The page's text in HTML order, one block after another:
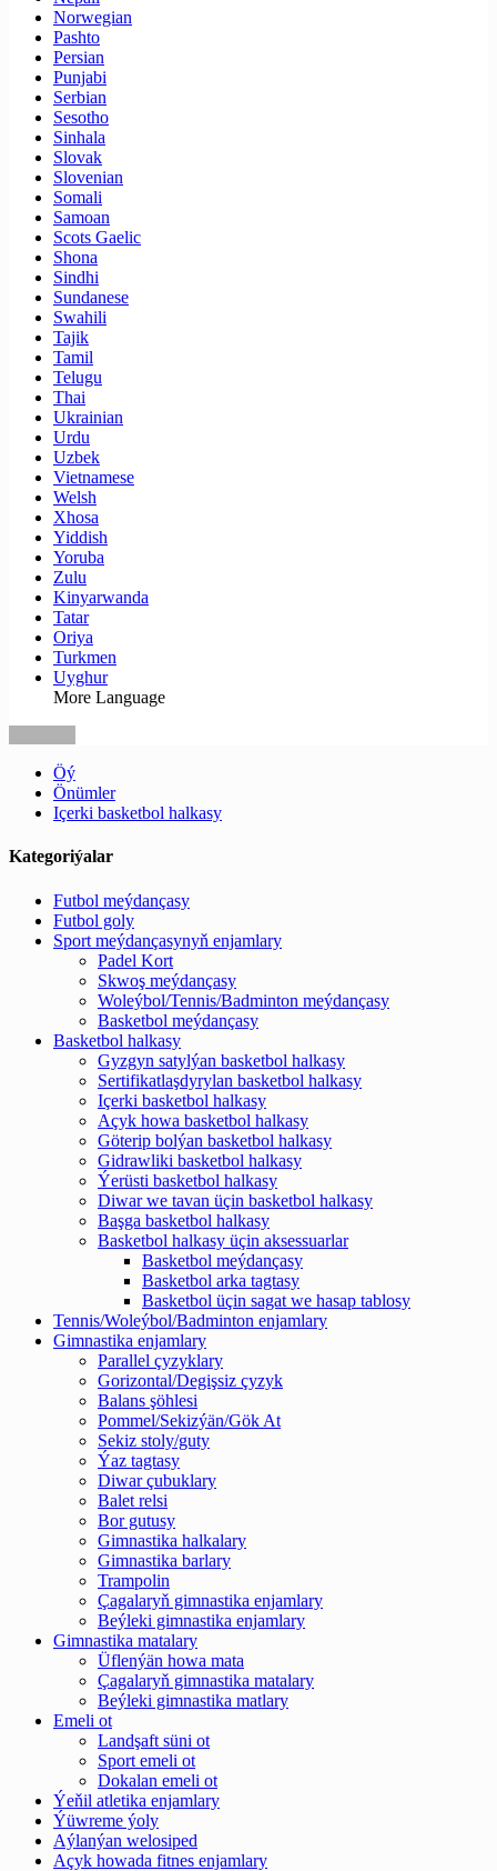
Norwegian
Pashto
Persian
Punjabi
Serbian
Sesotho
Sinhala
Slovak
Slovenian
Somali
Samoan
Scots Gaelic
Shona
Sindhi
Sundanese
Swahili
Tajik
Tamil
Telugu
Thai
Ukrainian
Urdu
Uzbek
Vietnamese
Welsh
Xhosa
Yiddish
Yoruba
Zulu
Kinyarwanda
Tatar
Oriya
Turkmen
Uyghur
More Language
Öý
Önümler
Içerki basketbol halkasy
Kategoriýalar
Futbol meýdançasy
Futbol goly
Sport meýdançasynyň enjamlary
Padel Kort
Skwoş meýdançasy
Woleýbol/Tennis/Badminton meýdançasy
Basketbol meýdançasy
Basketbol halkasy
Gyzgyn satylýan basketbol halkasy
Sertifikatlaşdyrylan basketbol halkasy
Içerki basketbol halkasy
Açyk howa basketbol halkasy
Göterip bolýan basketbol halkasy
Gidrawliki basketbol halkasy
Ýerüsti basketbol halkasy
Diwar we tavan üçin basketbol halkasy
Başga basketbol halkasy
Basketbol halkasy üçin aksessuarlar
Basketbol meýdançasy
Basketbol arka tagtasy
Basketbol üçin sagat we hasap tablosy
Tennis/Woleýbol/Badminton enjamlary
Gimnastika enjamlary
Parallel çyzyklary
Gorizontal/Degişsiz çyzyk
Balans şöhlesi
Pommel/Sekizýän/Gök At
Sekiz stoly/guty
Ýaz tagtasy
Diwar çubuklary
Balet relsi
Bor gutusy
Gimnastika halkalary
Gimnastika barlary
Trampolin
Çagalaryň gimnastika enjamlary
Beýleki gimnastika enjamlary
Gimnastika matalary
Üflenýän howa mata
Çagalaryň gimnastika matalary
Beýleki gimnastika matlary
Emeli ot
Landşaft süni ot
Sport emeli ot
Dokalan emeli ot
Ýeňil atletika enjamlary
Ýüwreme ýoly
Aýlanýan welosiped
Açyk howada fitnes enjamlary